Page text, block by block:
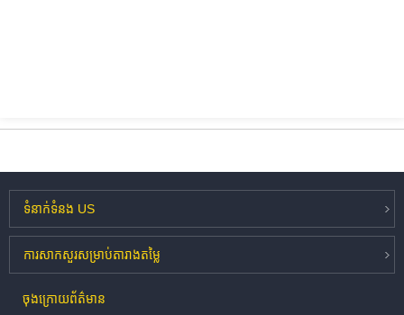
ទំនាក់ទំនង US
ការសាកសួរសម្រាប់តារាងតម្លៃ
ចុងក្រោយព័ត៌មាន